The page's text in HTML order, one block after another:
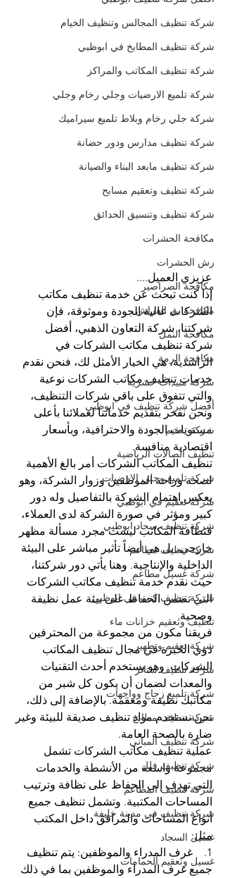
شركة تنظيف المجالس وتنظيف الخيام
شركة تنظيف المطابخ في ابوظبي
شركة تنظيف المكاتب والمراكز
شركة تلميع الارضيات وجلي رخام وجلي
شركة جلي رخام وبلاط تلميع سيراميك
شركة تنظيف مدارس ودور حضانة
شركة تنظيف مابعد البناء والصيانة
شركة تنظيف وتعقيم مسابح
شركة تنظيف وتنسيق الحدائق
مكافحة الحشرات
رش الحشرات
مكافحة الصراصير
مكافحة بق الفراش
مكافحة النمل
مكافحة الرمة
شركة مبيدات حشرية
أفضل شركة تنظيف في ابوظبي
شركة تعقيم
تنظيف الصالات الرياضية
شركة تلميع وجلي الارضيات
شركة تعقيم في ابوظبي
شركة تنظيف سجاد ابوظبي
شركة تنظيف مطاعم
شركة غسيل مطاعم
شركة تنظيف كنب في ابوظبي
تنظيف وتعقيم خزانات ماء
شركة تعقيم وتطهير
شركة تنظيف ستائر
شركة تلميع زجاج وواجهات
شركة تنظيف مطابخ
شركة تنظيف المباني
شركة تنظيف فلل
شركة تنظيف المطاعم
شركة تنظيف في مدينة خليفة
غسيل السجاد
غسيل وتعقيم الحمامات
عزيزي العميل....
إذا كنت تبحث عن خدمة تنظيف مكاتب
الشركات عالية الجودة وموثوقة، فإن
شركتنا، شركة التعاون الذهبي، أفضل
شركة تنظيف مكاتب الشركات في
الراشدية، هي الخيار الأمثل لك، فنحن نقدم
خدمات تنظيف مكاتب الشركات نوعية
والتي تتفوق على باقي شركات التنظيف،
ونحن نفخر بتقديم خدماتنا لعملائنا بأعلى
مستويات الجودة والاحترافية، وبأسعار
اقتصادية منافسة.
تنظيف المكاتب الشركات أمر بالغ الأهمية
لصحة وراحة الموظفين وزوار الشركة، وهو
يعكس اهتمام الشركة بالتفاصيل وله دور
كبير ومؤثر في صورة الشركة لدى العملاء،
فنظافة المكاتب ليست مجرد مسألة مظهر
خارجي، بل هي أيضاً تأثير مباشر على البيئة
الداخلية والإنتاجية. وهنا يأتي دور شركتنا،
حيث نقدم خدمة تنظيف مكاتب الشركات
التي تضمن الحفاظ على بيئة عمل نظيفة
وصحية.
فريقنا مكون من مجموعة من المحترفين
ذوي الخبرة في مجال تنظيف المكاتب
الشركات. وهو يستخدم أحدث التقنيات
والمعدات لضمان أن يكون كل شبر من
مكاتبك نظيفة ومعقمة. بالإضافة إلى ذلك،
نحن نستخدم مواد تنظيف صديقة للبيئة وغير
ضارة بالصحة العامة.
عملية تنظيف مكاتب الشركات تشمل
مجموعة واسعة من الأنشطة والخدمات
التي تهدف إلى الحفاظ على نظافة وترتيب
المساحات المكتبية. وتشمل تنظيف جميع
أنواع المساحات والمرافق داخل المكتب
مثل:
1.    غرف المدراء والموظفين: يتم تنظيف
جميع غرف المدراء والموظفين بما في ذلك